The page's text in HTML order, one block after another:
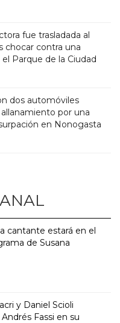
fue trasladada al
chocar contra una
Parque de la Ciudad
dos automóviles
por una
en Nonogasta
cantante estará en el
de Susana
y Daniel Scioli
Fassi en su